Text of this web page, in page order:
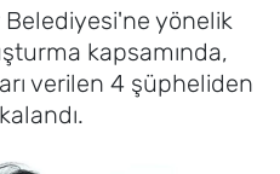
yönelik
kapsamında,
verilen 4 şüpheliden